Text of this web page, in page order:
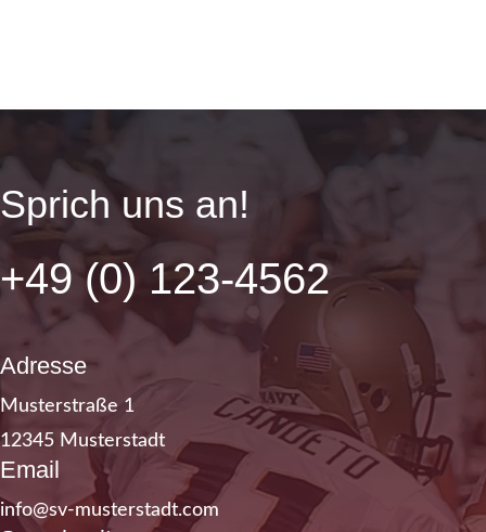
Sprich uns an!
+49 (0) 123‑4562
Adres­se
Mus­ter­stra­ße 1
12345 Mus­ter­stadt
Email
info@sv-musterstadt.com